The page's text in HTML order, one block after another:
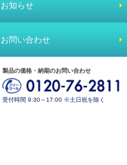
お知らせ
お問い合わせ
製品の価格・納期のお問い合わせ
受付時間 9:30～17:00 ※土日祝を除く